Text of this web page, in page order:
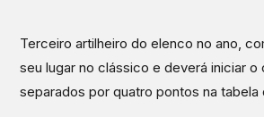
Terceiro artilheiro do elenco no ano,
seu lugar no clássico e deverá iniciar
separados por quatro pontos na tabela